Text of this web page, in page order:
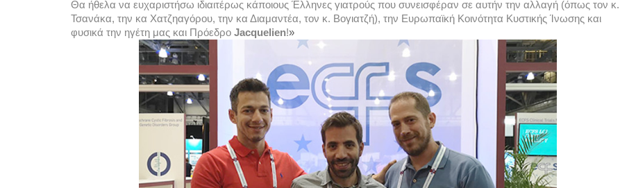
Θα ήθελα να ευχαριστήσω ιδιαιτέρως κάποιους Έλληνες γιατρούς που συνεισφέραν σε αυτήν την αλλαγή (όπως τον κ.
Τσανάκα, την κα Χατζηαγόρου, την κα Διαμαντέα, τον κ. Βογιατζή), την Ευρωπαϊκή Κοινότητα Κυστικής Ίνωσης και
φυσικά την ηγέτη μας και Πρόεδρο Jacquelien!»